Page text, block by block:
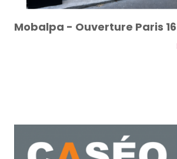
Mobalpa - Ouverture Paris 16